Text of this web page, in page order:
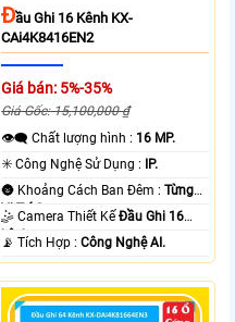
ĐẦu Ghi 16 Kênh KX-
CAi4K8416EN2
Giá bán: 5%-35%
Giá Gốc: 15,100,000 ₫
👁️‍🗨 Chất lượng hình : 16 MP.
✳️ Công Nghệ Sử Dụng : IP.
🌚 Khoảng Cách Ban Đêm :Từng
Vị Trí Camera .
🤹 Camera Thiết KếĐầu Ghi 16
kênh.
️📡 Tích Hợp :Công Nghệ AI.